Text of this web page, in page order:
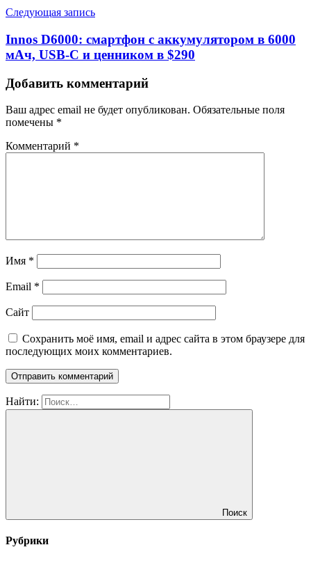
Следующая запись
Innos D6000: смартфон с аккумулятором в 6000
мАч, USB-C и ценником в $290
Добавить комментарий
Ваш адрес email не будет опубликован. Обязательные поля
помечены *
Комментарий *
Имя *
Email *
Сайт
Сохранить моё имя, email и адрес сайта в этом браузере для
последующих моих комментариев.
Найти:
Поиск
Рубрики